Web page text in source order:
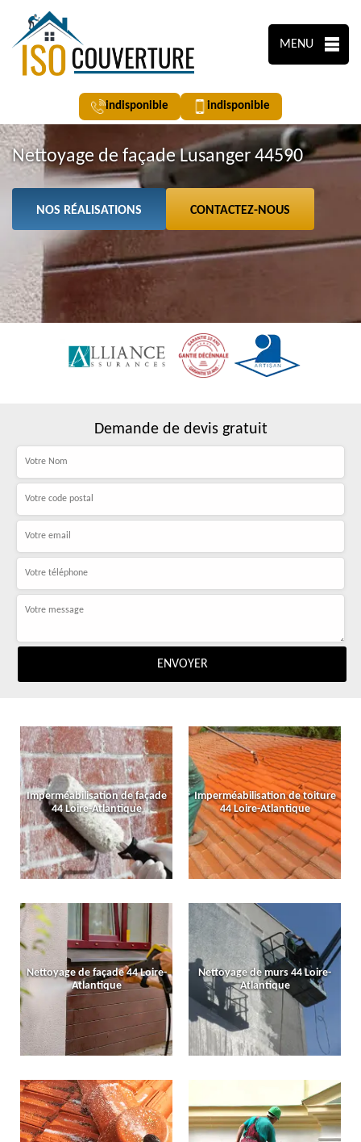
MENU
indisponible indisponible
Nettoyage de façade Lusanger 44590
NOS RÉALISATIONS CONTACTEZ-NOUS
Demande de devis gratuit
Imperméabilisation de façade
44 Loire-Atlantique
Imperméabilisation de toiture
44 Loire-Atlantique
Nettoyage de façade 44 Loire-
Atlantique
Nettoyage de murs 44 Loire-
Atlantique